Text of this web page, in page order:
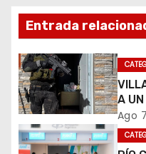
n
d
e
e
n
Entrada
A
Ago